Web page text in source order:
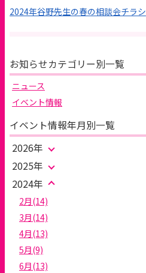
2024年谷野先生の春の相談会チラシ
お知らせカテゴリー別一覧
ニュース
イベント情報
イベント情報年月別一覧
2026年
2025年
2024年
2月(14)
3月(14)
4月(13)
5月(9)
6月(13)